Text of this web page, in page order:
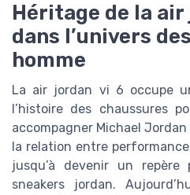
Héritage de la
dans l’univers
homme
La air jordan vi 6 occupe
l’histoire des chaussures
accompagner Michael
la relation entre
jusqu’à devenir un
sneakers jordan.